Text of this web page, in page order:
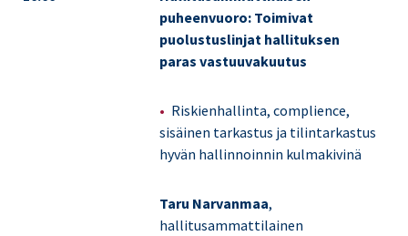
puheenvuoro: Toimivat
puolustuslinjat hallituksen
paras vastuuvakuutus
Riskienhallinta, complience,
sisäinen tarkastus ja tilintarkastus
hyvän hallinnoinnin kulmakivinä
Taru Narvanmaa,
hallitusammattilainen